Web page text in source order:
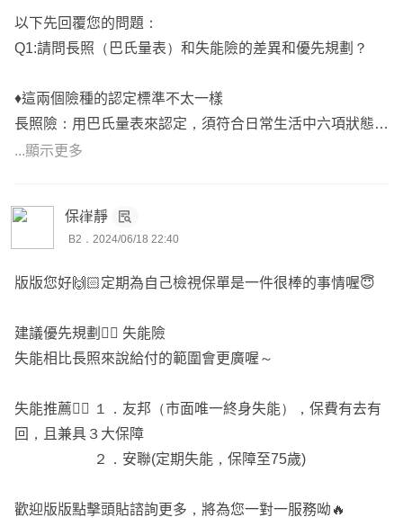
以下先回覆您的問題：
Q1:請問長照（巴氏量表）和失能險的差異和優先規劃？
♦️這兩個險種的認定標準不太一樣
長照險：用巴氏量表來認定，須符合日常生活中六項狀態中
的三項須他人協助：食、衣、住、行、浴、廁，須每年重新
級，情況嚴重者符合1-6級會啟動扶助金，不須每年重新評
估。
期可以參考安的規劃
嗎？
♦️建議可以先檢視舊保單，如果要加強手術額度可以補上喔
🎯建議可以參考安聯、友邦的規劃
...顯示更多
保嵂靜
B2．2024/06/18 22:40
版版您好🙌🏻定期為自己檢視保單是一件很棒的事情喔😇
建議優先規劃👉🏻 失能險
失能相比長照來說給付的範圍會更廣喔～
失能推薦👉🏻 １．友邦（市面唯一終身失能），保費有去有
回，且兼具３大保障
２．安聯(定期失能，保障至75歲)
歡迎版版點擊頭貼諮詢更多，將為您一對一服務呦🔥